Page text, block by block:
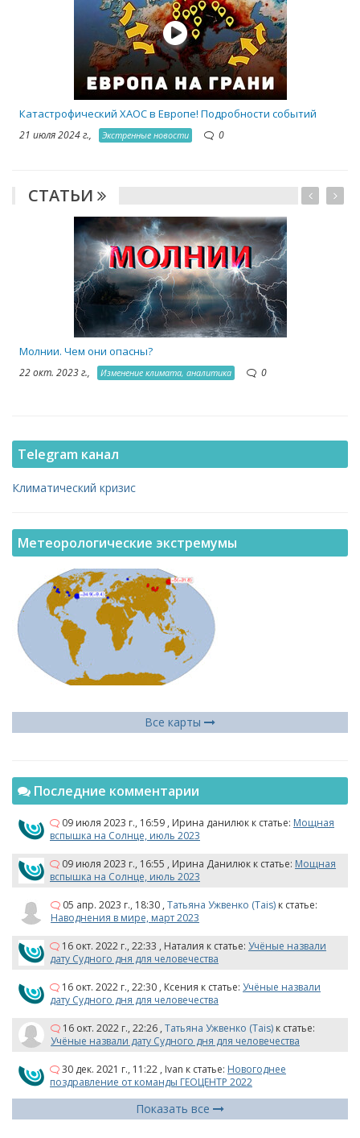
Катастрофический ХАОС в Европе! Подробности событий
21 июля 2024 г., Экстренные новости 0
СТАТЬИ
Молнии. Чем они опасны?
22 окт. 2023 г., Изменение климата, аналитика 0
Telegram канал
Климатический кризис
Метеорологические экстремумы
Все карты
Последние комментарии
09 июля 2023 г., 16:59 , Ирина данилюк к статье: Мощная
вспышка на Солнце, июль 2023
09 июля 2023 г., 16:55 , Ирина Данилюк к статье: Мощная
вспышка на Солнце, июль 2023
05 апр. 2023 г., 18:30 , Татьяна Ужвенко (Tais) к статье:
Наводнения в мире, март 2023
16 окт. 2022 г., 22:33 , Наталия к статье: Учёные назвали
дату Судного дня для человечества
16 окт. 2022 г., 22:30 , Ксения к статье: Учёные назвали
дату Судного дня для человечества
16 окт. 2022 г., 22:26 , Татьяна Ужвенко (Tais) к статье:
Учёные назвали дату Судного дня для человечества
30 дек. 2021 г., 11:22 , Ivan к статье: Новогоднее
поздравление от команды ГЕОЦЕНТР 2022
Показать все